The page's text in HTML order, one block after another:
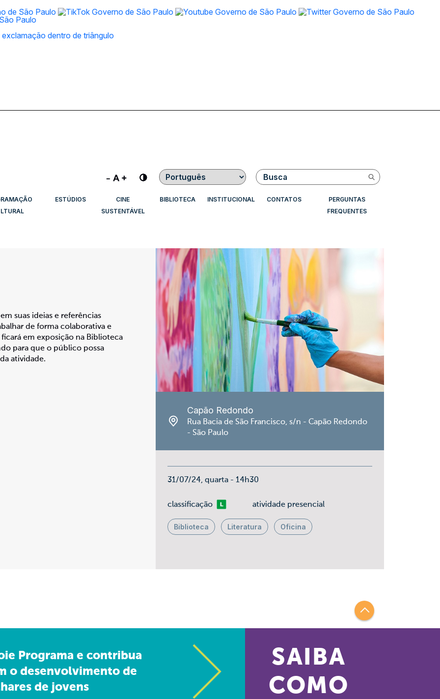
Contraste Buscar
ESTÚDIOS
CINE
SUSTENTÁVEL
BIBLIOTECA INSTITUCIONAL CONTATOS
PERGUNTAS
FREQUENTES
suas ideias e referências
de forma colaborativa e
em exposição na Biblioteca
para que o público possa
atividade.
Capão Redondo
Rua Bacia de São Francisco, s/n - Capão Redondo
- São Paulo
31/07/24, quarta - 14h30
classificaçãoLivre atividade presencial
Biblioteca Literatura Oficina
Programa e contribua
o desenvolvimento de
de jovens
SAIBA
COMO